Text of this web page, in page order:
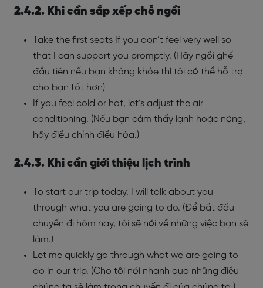
2.4.2. Khi cần sắp xếp chỗ ngồi
Take the first seats If you don’t feel very well so
that I can support you promptly. (Hãy ngồi ghế
đầu tiên nếu bạn không khỏe thì tôi có thể hỗ trợ
cho bạn tốt hơn)
If you feel cold or hot, let’s adjust the air
conditioning. (Nếu bạn cảm thấy lạnh hoặc nóng,
hãy điều chỉnh điều hòa.)
2.4.3. Khi cần giới thiệu lịch trình
To start our trip today, I will talk about you
through what you are going to do. (Để bắt đầu
chuyến đi hôm nay, tôi sẽ nói về những việc bạn sẽ
làm.)
Let me quickly go through what we are going to
do in our trip. (Cho tôi nói nhanh qua những điều